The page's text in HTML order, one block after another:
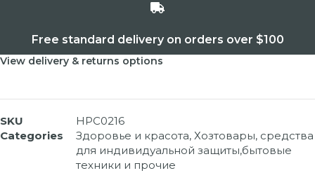
Free standard delivery on orders over $100
View delivery & returns options
SKU
HPC0216
Categories
Здоровье и красота, Хозтовары, средства
для индивидуальной защиты,бытовые
техники и прочие